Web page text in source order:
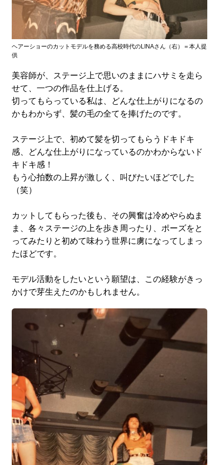
ヘアーショーのカットモデルを務める高校時代のLINAさん（右）＝本人提
供
美容師が、ステージ上で思いのままにハサミを走ら
せて、一つの作品を仕上げる。
切ってもらっている私は、どんな仕上がりになるの
かもわからず、髪の毛の全てを捧げたのです。
ステージ上で、初めて髪を切ってもらうドキドキ
感、どんな仕上がりになっているのかわからないド
キドキ感！
もう心拍数の上昇が激しく、叫びたいほどでした
（笑）
カットしてもらった後も、その興奮は冷めやらぬま
ま、各々ステージの上を歩き周ったり、ポーズをと
ってみたりと初めて味わう世界に虜になってしまっ
たほどです。
モデル活動をしたいという願望は、この経験がきっ
かけで芽生えたのかもしれません。